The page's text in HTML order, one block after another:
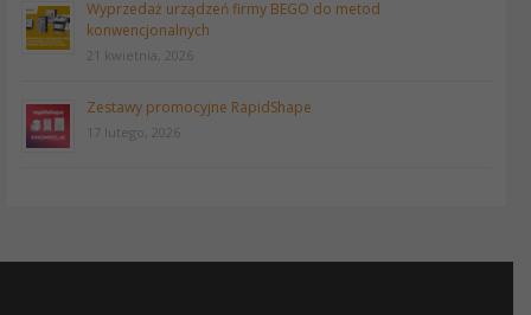
Wyprzedaż urządzeń firmy BEGO do metod
konwencjonalnych
21 kwietnia, 2026
Zestawy promocyjne RapidShape
17 lutego, 2026